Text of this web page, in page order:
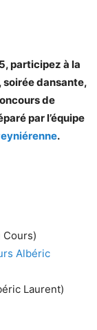
participez à la
dansante,
de
par l’équipe
.
Cours)
Albéric
Laurent)